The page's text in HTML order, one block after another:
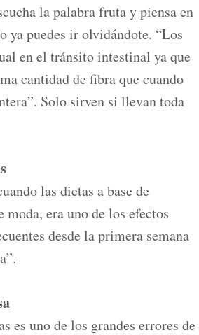
la palabra fruta y piensa en
ya puedes ir olvidándote. “Los
en el tránsito intestinal ya que
cantidad de fibra que cuando
Solo sirven si llevan toda
las dietas a base de
moda, era uno de los efectos
desde la primera semana
es uno de los grandes errores de